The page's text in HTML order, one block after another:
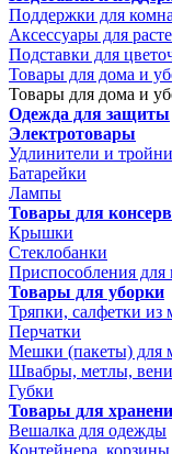
Поддержки для
Аксессуары для
Подставки для
Товары для дома и
Товары для дома и
Одежда для защиты
Электротовары
Удлинители и
Батарейки
Лампы
Товары для
Крышки
Стеклобанки
Приспособления для
Товары для уборки
Тряпки, салфетки
Перчатки
Мешки (пакеты) для
Швабры, метлы,
Губки
Товары для
Вешалка для одежды
Контейнера, корзины